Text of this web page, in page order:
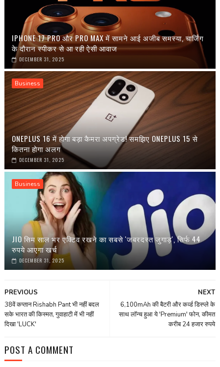
IPHONE 17 PRO और PRO MAX में सामने आई अजीब समस्या, चार्जिंग
के दौरान स्पीकर से आ रही ऐसी आवाज
DECEMBER 31, 2025
Business
ONEPLUS 16 में होगा बड़ा कैमरा अपग्रेड! समझिए ONEPLUS 15 से
कितना होगा अलग
DECEMBER 31, 2025
Business
JIO सिम साल भर एक्टिव रखने का सबसे 'जबरदस्त जुगाड़', सिर्फ 44
रुपये आएगा खर्च
DECEMBER 31, 2025
NEXT
6,100mAh की बैटरी और कर्व्ड डिस्प्ले के
साथ लॉन्च हुआ ये 'Premium' फोन, कीमत
करीब 24 हजार रुपये
PREVIOUS
38वें कप्तान Rishabh Pant भी नहीं बदल
सके भारत की किस्मत, गुवाहाटी में भी नहीं
दिखा 'LUCK'
POST A COMMENT